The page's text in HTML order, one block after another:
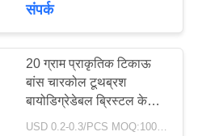
18
संपर्क
20 ग्राम प्राकृतिक टिकाऊ
बांस चारकोल टूथब्रश
बायोडिग्रेडेबल ब्रिस्टल के
साथ